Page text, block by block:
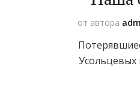
от автора
Усольцевых